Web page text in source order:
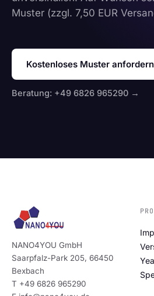
Muster (zzgl. 7,50 EUR
Kostenloses Muster anfordern
Beratung: +49 6826 965290 →
NANO4YOU GmbH
Saarpfalz-Park 205, 66450
Bexbach
T +49 6826 965290